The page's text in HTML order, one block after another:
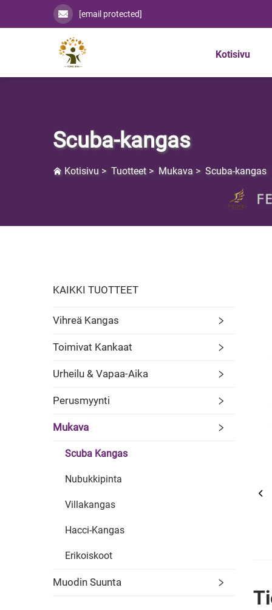
[email protected]
Kotisivu
Scuba-kangas
Kotisivu > Tuotteet > Mukava > Scuba-kangas
KAIKKI TUOTTEET
Vihreä Kangas
Toimivat Kankaat
Urheilu & Vapaa-Aika
Perusmyynti
Mukava
Scuba Kangas
Nubukkipinta
Villakangas
Hacci-Kangas
Erikoiskoot
Muodin Suunta